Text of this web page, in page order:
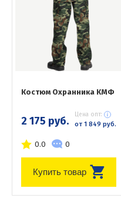
Костюм Охранника КМФ
2 175 руб. Цена опт:
от 1 849 руб.
0.0 0
Купить товар